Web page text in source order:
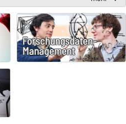
Forschungsdaten-
Management